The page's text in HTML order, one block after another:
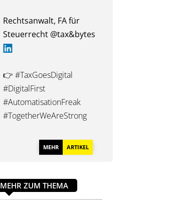
Rechtsanwalt, FA für
Steuerrecht @tax&bytes
👉 #TaxGoesDigital
#DigitalFirst
#AutomatisationFreak
#TogetherWeAreStrong
MEHR ARTIKEL
MEHR ZUM THEMA